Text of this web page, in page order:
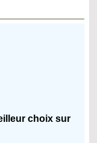
choix sur